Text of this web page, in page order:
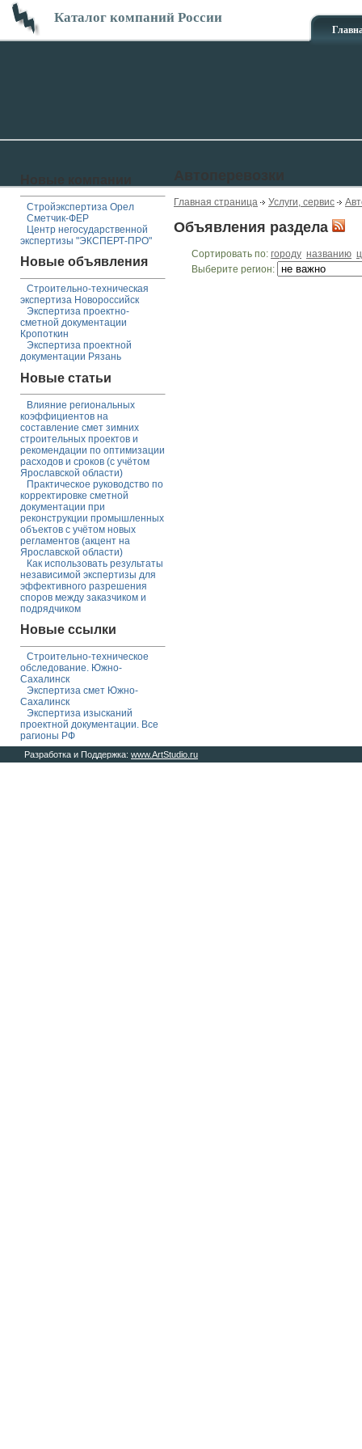
Каталог компаний России
Стройэкспертиза Орел
Сметчик-ФЕР
Центр негосударственной
экспертизы "ЭКСПЕРТ-ПРО"
Новые объявления
Строительно-техническая
экспертиза Новороссийск
Экспертиза проектно-
сметной документации
Кропоткин
Экспертиза проектной
документации Рязань
Новые статьи
Влияние региональных
коэффициентов на
составление смет зимних
строительных проектов и
рекомендации по оптимизации
расходов и сроков (с учётом
Ярославской области)
Практическое руководство по
корректировке сметной
документации при
реконструкции промышленных
объектов с учётом новых
регламентов (акцент на
Ярославской области)
Как использовать результаты
независимой экспертизы для
эффективного разрешения
споров между заказчиком и
подрядчиком
Новые ссылки
Строительно-техническое
обследование. Южно-
Сахалинск
Экспертиза смет Южно-
Сахалинск
Экспертиза изысканий
проектной документации. Все
рагионы РФ
Главная страница Услуги, сервис
Объявления раздела
Сортировать по: городу названию
Выберите регион:
Разработка и Поддержка: www.ArtStudio.ru